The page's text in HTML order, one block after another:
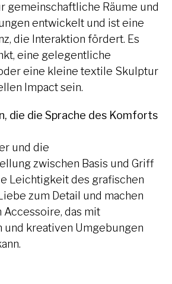
gemeinschaftliche Räume und
entwickelt und ist eine
die Interaktion fördert. Es
eine gelegentliche
eine kleine textile Skulptur
Impact sein.
die die Sprache des Komforts
und die
zwischen Basis und Griff
Leichtigkeit des grafischen
zum Detail und machen
Accessoire, das mit
und kreativen Umgebungen